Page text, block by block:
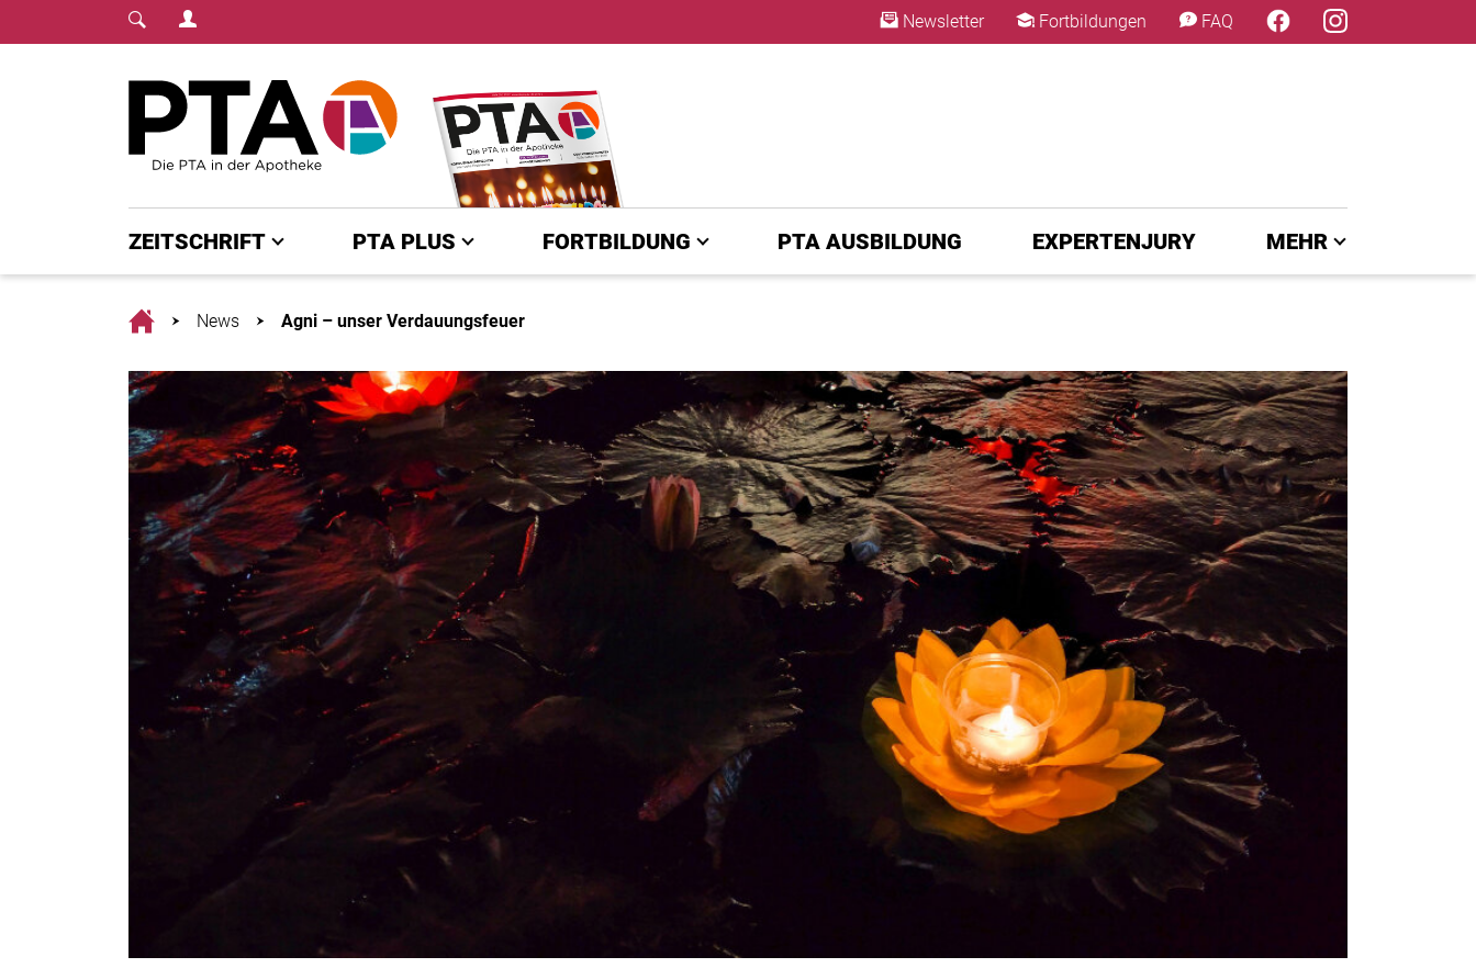
Login Menu Newsletter Fortbildungen FAQ
ZEITSCHRIFT PTA PLUS FORTBILDUNG PTA AUSBILDUNG EXPERTENJURY MEHR
HomeNews Agni – unser Verdauungsfeuer
×